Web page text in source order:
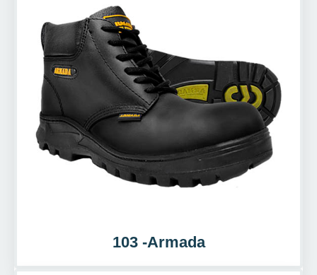
103 -Armada